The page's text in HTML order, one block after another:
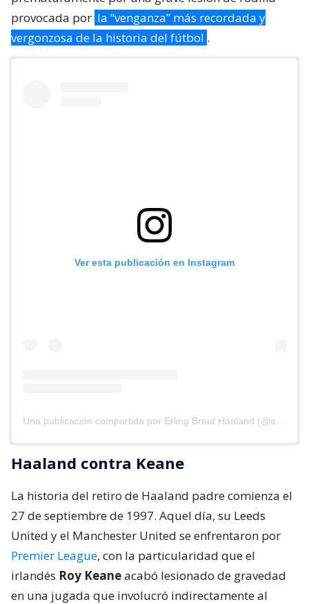
provocada por la “venganza” más recordada y
vergonzosa de la historia del fútbol .
Ver esta publicación en Instagram
Haaland contra Keane
La historia del retiro de Haaland padre comienza el
27 de septiembre de 1997. Aquel día, su Leeds
United y el Manchester United se enfrentaron por
Premier League, con la particularidad que el
irlandés Roy Keaneacabó lesionado de gravedad
en una jugada que involucró indirectamente al